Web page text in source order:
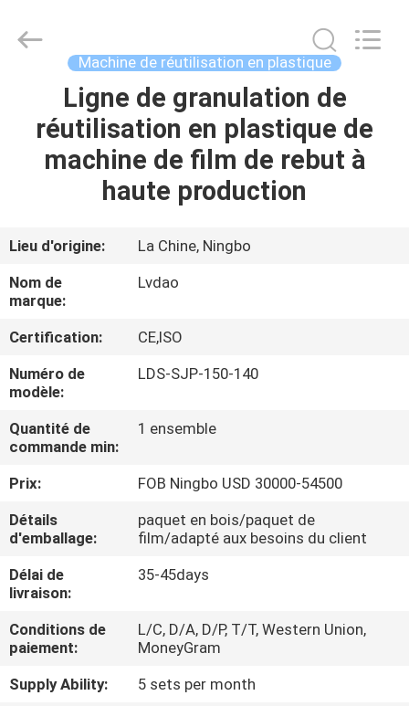
MAISON
PRODUITS
SUJET
DE
NOUS
VISITE
D'USINE
CONTRÔLE
DE
QUALITÉ
CONTACTEZ-
NOUS
NOUVELLES
MACHINERY
INDUSTRIAL
Machine de réutilisation en plastique
Ligne de granulation de
réutilisation en plastique de
machine de film de rebut à
haute production
Lieu d'origine:
La Chine, Ningbo
Nom de
marque:
Lvdao
Certification:
CE,ISO
Numéro de
modèle:
LDS-SJP-150-140
Quantité de
commande min:
1 ensemble
Prix:
FOB Ningbo USD 30000-54500
Détails
d'emballage:
paquet en bois/paquet de
film/adapté aux besoins du client
Délai de
livraison:
35-45days
Conditions de
paiement:
L/C, D/A, D/P, T/T, Western Union,
MoneyGram
Supply Ability:
5 sets per month